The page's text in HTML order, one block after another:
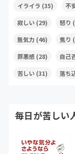
イライラ (35) 不
寂しい(29) 怒り
無気力 (46) 焦り
罪悪感(28) 自己
苦しい(31) 落ち
毎日が苦しい